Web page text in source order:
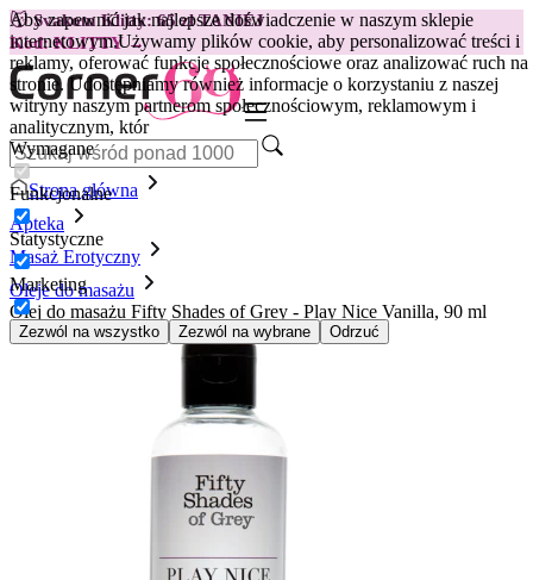
Aby zapewnić jak najlepsze doświadczenie w naszym sklepie
internetowym.Używamy plików cookie, aby personalizować treści i
reklamy, oferować funkcje społecznościowe oraz analizować ruch na
stronie. Udostępniamy również informacje o korzystaniu z naszej
witryny naszym partnerom społecznościowym, reklamowym i
analitycznym, któr
Wymagane
Funkcjonalne
Statystyczne
Marketing
Zezwól na wszystko Zezwól na wybrane Odrzuć
😽Svakom Klitty: 65 zł TANIEJ
Kod: KLITTY →
Strona główna
Apteka
Masaż Erotyczny
Oleje do masażu
Olej do masażu Fifty Shades of Grey - Play Nice Vanilla, 90 ml